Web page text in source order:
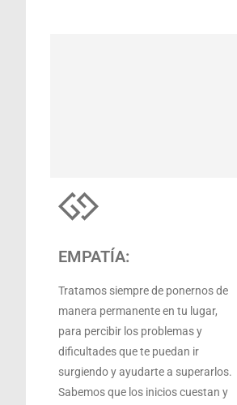
EMPATÍA:
Tratamos siempre de ponernos de
manera permanente en tu lugar,
para percibir los problemas y
dificultades que te puedan ir
surgiendo y ayudarte a superarlos.
Sabemos que los inicios cuestan y